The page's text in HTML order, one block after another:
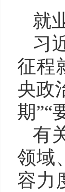
就
习
征程
央政
期”“
有
领域
容力